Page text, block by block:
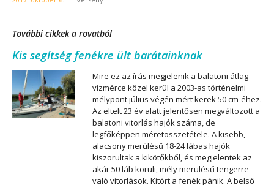
További cikkek a rovatból
Kis segítség fenékre ült barátainknak
Mire ez az írás megjelenik a balatoni átlag
vízmérce közel kerül a 2003-as történelmi
mélypont július végén mért kerek 50 cm-éhez.
Az eltelt 23 év alatt jelentősen megváltozott a
balatoni vitorlás hajók száma, de
legfőképpen méretösszetétele. A kisebb,
alacsony merülésű 18-24 lábas hajók
kiszorultak a kikötőkből, és megjelentek az
akár 50 láb körüli, mély merülésű tengerre
való vitorlások. Kitört a fenék pánik. A belső